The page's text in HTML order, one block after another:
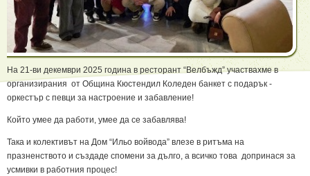
На 21-ви декември 2025 година в ресторант “Велбъжд” участвахме в
организирания от Община Кюстендил Коледен банкет с подарък -
оркестър с певци за настроение и забавление!
Който умее да работи, умее да се забавлява!
Така и колективът на Дом “Ильо войвода” влезе в ритъма на
празненството и създаде спомени за дълго, а всичко това допринася за
усмивки в работния процес!